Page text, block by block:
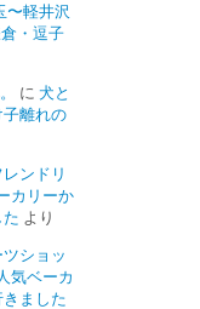
〜軽井沢
・逗子
に 犬と
離れの
ンドリ
カリーか
より
ショッ
気ベーカ
ました